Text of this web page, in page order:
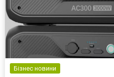
Бізнес новини